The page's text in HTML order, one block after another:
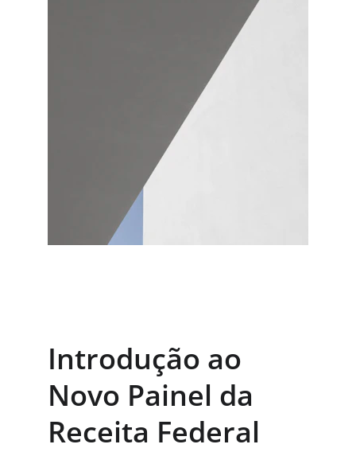
Introdução ao
Novo Painel da
Receita Federal